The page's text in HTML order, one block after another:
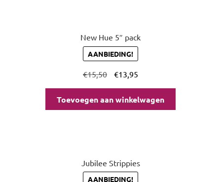
New Hue 5″ pack
AANBIEDING!
€15,50 €13,95
Toevoegen aan winkelwagen
Jubilee Strippies
AANBIEDING!